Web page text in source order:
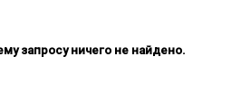
запросу ничего не найдено.